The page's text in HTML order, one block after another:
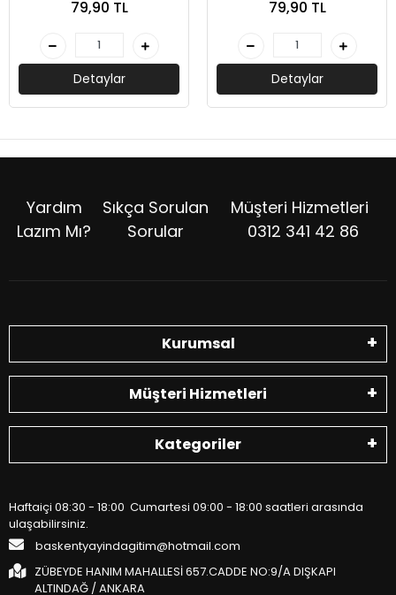
Yayıncılık
79,90 TL
Detaylar
79,90 TL
Detaylar
Yardım
Lazım Mı?
Sıkça Sorulan
Sorular
Müşteri Hizmetleri
0312 341 42 86
Kurumsal
Müşteri Hizmetleri
Kategoriler
Haftaiçi 08:30 - 18:00 Cumartesi 09:00 - 18:00 saatleri arasında
ulaşabilirsiniz.
baskentyayindagitim@hotmail.com
ZÜBEYDE HANIM MAHALLESİ 657.CADDE NO:9/A DIŞKAPI
ALTINDAĞ / ANKARA